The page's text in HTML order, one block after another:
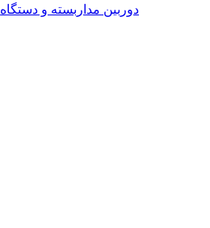
دوربین مداربسته و دستگاه